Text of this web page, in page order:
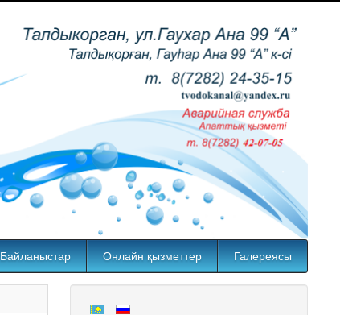
Байланыстар Онлайн қызметтер Галереясы